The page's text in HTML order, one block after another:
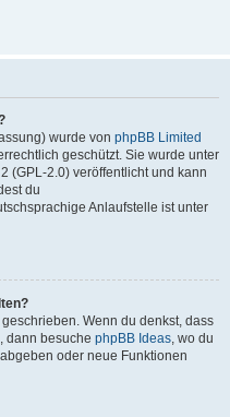
wurde von phpBB Limited
geschützt. Sie wurde unter
(GPL-2.0) veröffentlicht und kann
du
Anlaufstelle ist unter
Wenn du denkst, dass
dann besuche phpBB Ideas, wo du
oder neue Funktionen